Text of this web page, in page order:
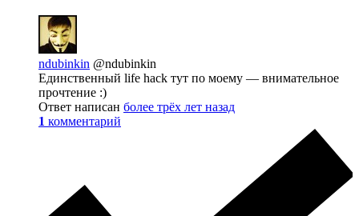
ndubinkin @ndubinkin
Единственный life hack тут по моему — внимательное
прочтение :)
Ответ написан более трёх лет назад
1 комментарий